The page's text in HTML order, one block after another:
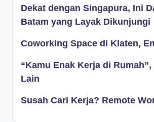
Dekat dengan Singapura, Ini
Batam yang Layak Dikunjungi
Coworking Space di Klaten,
“Kamu Enak Kerja di
Lain
Susah Cari Kerja? Remote